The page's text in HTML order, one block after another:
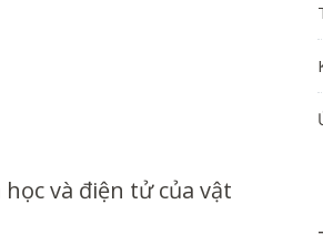
và điện tử của vật